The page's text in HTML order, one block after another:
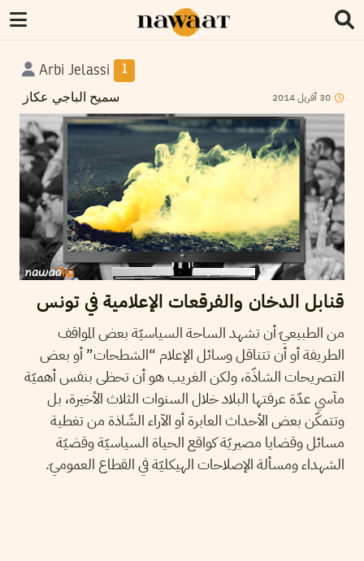
Arbi Jelassi 1
سميح الباجي عكاز 30 أفريل2014
قنابل الدخان والفرقعات الإعلامية في تونس
من الطبيعيّ أن تشهد الساحة السياسيّة بعض المواقف
الطريفة أو أن تتناقل وسائل الإعلام “الشطحات” أو بعض
التصريحات الشاذّة، ولكن الغريب هو أن تحظى بنفس أهميّة
مآسي عدّة عرفتها البلاد خلال السنوات الثلاث الأخيرة، بل
وتتمكّن بعض الأحداث العابرة أو الآراء الشّاذة من تغطية
مسائل وقضايا مصيريّة كواقع الحياة السياسيّة وقضيّة
الشهداء ومسألة الإصلاحات الهيكليّة في القطاع العموميّ.